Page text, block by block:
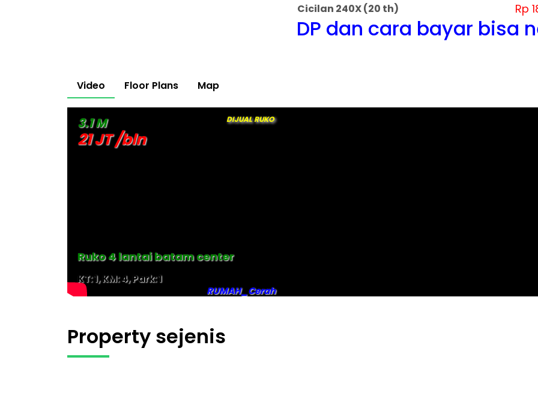
Cicilan 240X (20 th) Rp
DP dan cara bayar bisa
Video Floor Plans Map
3.1 M DIJUAL RUKO
21 JT /bln
Ruko 4 lantai batam center
KT: 1, KM: 4, Park: 1
RUMAH_Cerah
Property sejenis